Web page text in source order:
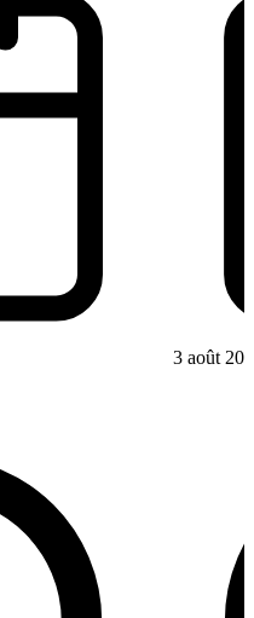
3 août